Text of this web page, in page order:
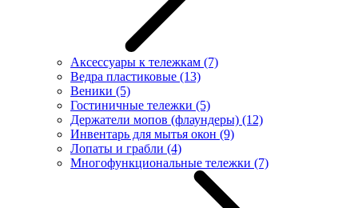
Аксессуары к тележкам (7)
Ведра пластиковые (13)
Веники (5)
Гостиничные тележки (5)
Держатели мопов (флаундеры) (12)
Инвентарь для мытья окон (9)
Лопаты и грабли (4)
Многофункциональные тележки (7)